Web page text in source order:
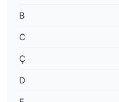
B
C
Ç
D